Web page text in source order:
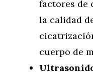
factores de
la calidad
cuerpo de